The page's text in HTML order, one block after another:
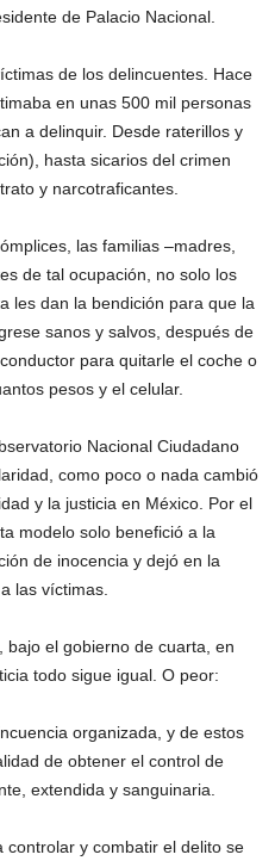
de Palacio Nacional.
de los delincuentes. Hace
en unas 500 mil personas
a delinquir. Desde raterillos y
hasta sicarios del crimen
y narcotraficantes.
las familias –madres,
de tal ocupación, no solo los
les dan la bendición para que la
sanos y salvos, después de
para quitarle el coche o
pesos y el celular.
Nacional Ciudadano
como poco o nada cambió
y la justicia en México. Por el
modelo solo benefició a la
de inocencia y dejó en la
las víctimas.
bajo el gobierno de cuarta, en
todo sigue igual. O peor:
organizada, y de estos
de obtener el control de
extendida y sanguinaria.
y combatir el delito se